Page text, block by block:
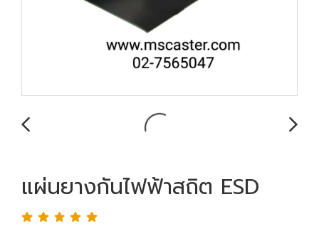
แผ่นยางกันไฟฟ้าสถิต ESD